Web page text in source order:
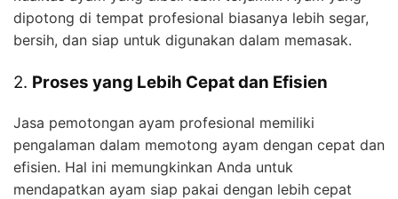
dipotong di tempat profesional biasanya lebih segar,
bersih, dan siap untuk digunakan dalam memasak.
2. Proses yang Lebih Cepat dan Efisien
Jasa pemotongan ayam profesional memiliki
pengalaman dalam memotong ayam dengan cepat dan
efisien. Hal ini memungkinkan Anda untuk
mendapatkan ayam siap pakai dengan lebih cepat